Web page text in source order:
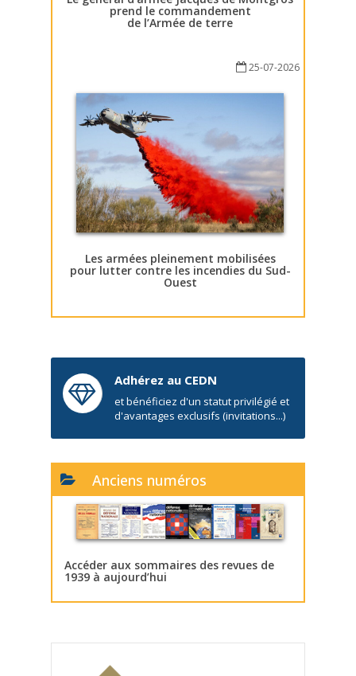
prend le commandement
de l’Armée de terre
25-07-2026
Les armées pleinement mobilisées
pour lutter contre les incendies du Sud-
Ouest
Adhérez au CEDN
et bénéficiez d'un statut privilégié et
d'avantages exclusifs (invitations...)
Anciens numéros
Accéder aux sommaires des revues de
1939 à aujourd’hui